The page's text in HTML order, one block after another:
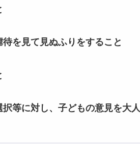
待を見て見ぬふりをすること
等に対し、子どもの意見を大